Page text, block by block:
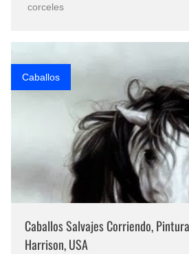
Que significan los cuadros de
El mundo del arte en pintura
corceles
Caballos
Caballos Salvajes Corriendo,
Harrison, USA